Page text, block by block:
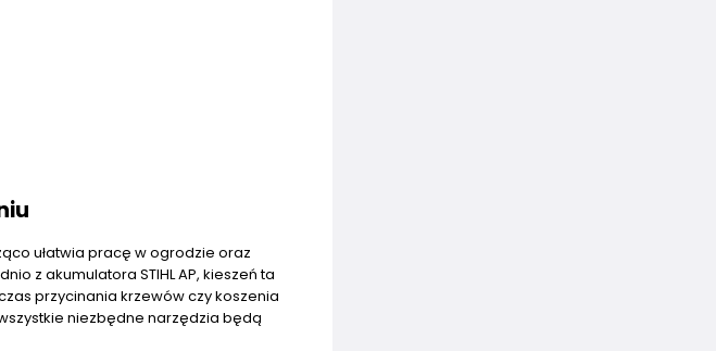
ułatwia pracę w ogrodzie oraz
z akumulatora STIHL AP, kieszeń ta
przycinania krzewów czy koszenia
niezbędne narzędzia będą